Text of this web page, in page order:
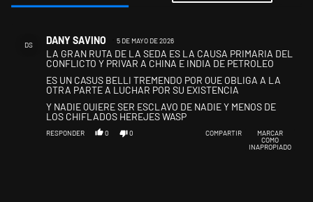
DS DANY SAVINO 5 DE MAYO DE 2026
LA GRAN RUTA DE LA SEDA ES LA CAUSA PRIMARIA DEL
CONFLICTO Y PRIVAR A CHINA E INDIA DE PETROLEO
ES UN CASUS BELLI TREMENDO POR QUE OBLIGA A LA
OTRA PARTE A LUCHAR POR SU EXISTENCIA
Y NADIE QUIERE SER ESCLAVO DE NADIE Y MENOS DE
LOS CHIFLADOS HEREJES WASP
RESPONDER 0 0 COMPARTIR
MARCAR
COMO
INAPROPIADO